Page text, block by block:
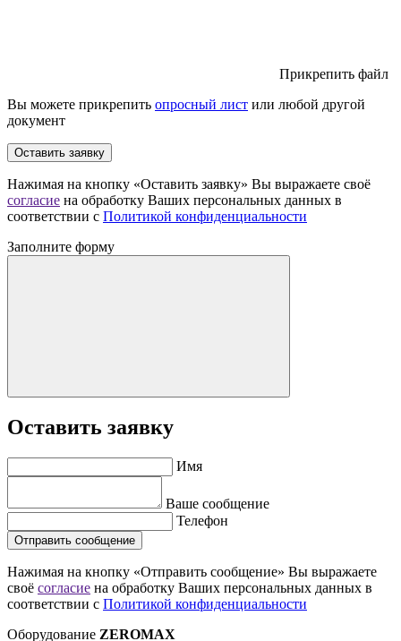
Прикрепить файл
Вы можете прикрепить опросный лист или любой другой
документ
Оставить заявку
Нажимая на кнопку «Оставить заявку» Вы выражаете своё
согласие на обработку Ваших персональных данных в
соответствии с Политикой конфиденциальности
Заполните форму
Оставить заявку
Имя
Ваше сообщение
Телефон
Отправить сообщение
Нажимая на кнопку «Отправить сообщение» Вы выражаете
своё согласие на обработку Ваших персональных данных в
соответствии с Политикой конфиденциальности
Оборудование ZEROMAX